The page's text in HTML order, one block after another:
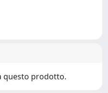
questo prodotto.